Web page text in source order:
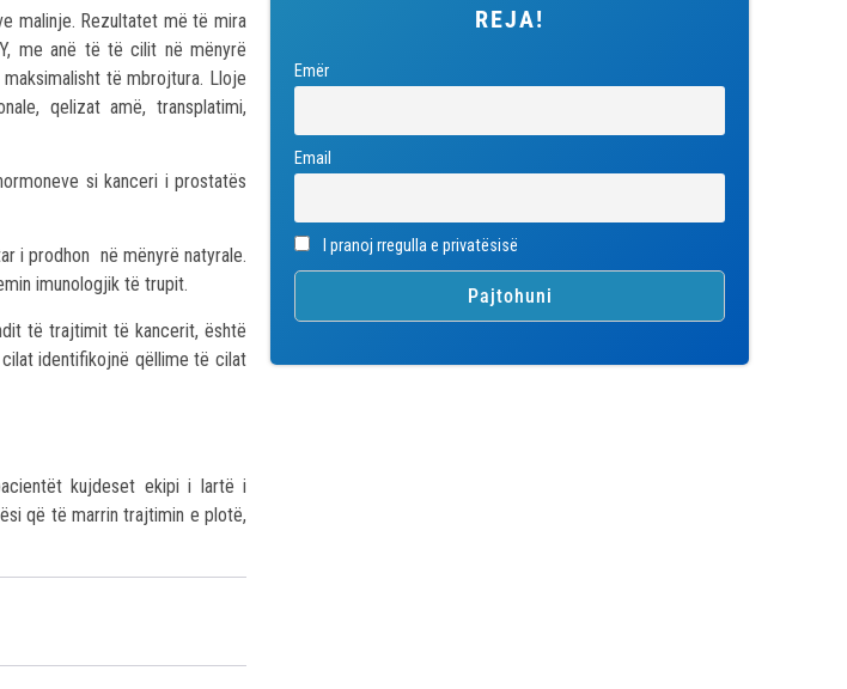
malinje. Rezultatet më të mira
me anë të të cilit në mënyrë
të mbrojtura. Lloje
qelizat amë, transplatimi,
si kanceri i prostatës
i prodhon në mënyrë natyrale.
imunologjik të trupit.
të trajtimit të kancerit, është
identifikojnë qëllime të cilat
kujdeset ekipi i lartë i
që të marrin trajtimin e plotë,
REJA!
Emër
Email
I pranoj rregulla e privatësisë